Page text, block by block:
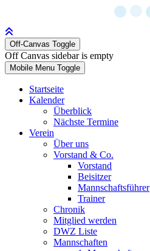
Off-Canvas Toggle
Off Canvas sidebar is empty
Mobile Menu Toggle
Startseite
Kalender
Überblick
Nächste Termine
Verein
Über uns
Vorstand & Co.
Vorstand
Beisitzer
Mannschaftsführer
Trainer
Chronik
Mitglied werden
DWZ Liste
Mannschaften